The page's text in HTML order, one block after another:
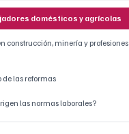
domésticos y agrícolas
construcción, minería y profesiones
de las reformas
las normas laborales?